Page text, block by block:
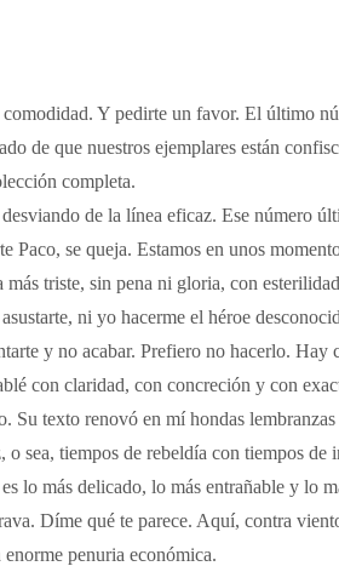
comodidad. Y pedirte un favor. El
de que nuestros ejemplares están
completa.
de la línea eficaz. Ese número
Paco, se queja. Estamos en unos
triste, sin pena ni gloria, con
ni yo hacerme el héroe
y no acabar. Prefiero no hacerlo.
con claridad, con concreción y con
Su texto renovó en mí hondas
o sea, tiempos de rebeldía con tiempos
lo más delicado, lo más entrañable y lo
Díme qué te parece. Aquí, contra
penuria económica.